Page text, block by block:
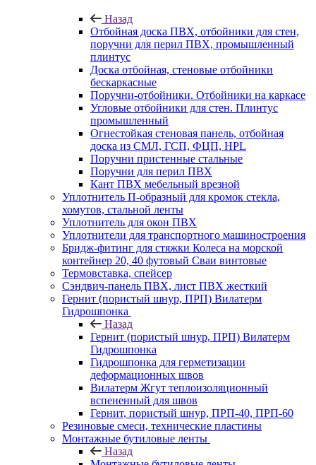
Назад
Отбойная доска ПВХ, отбойники для стен,
поручни для перил ПВХ, промышленный
плинтус
Доска отбойная, стеновые отбойники
бескаркасные
Поручни-отбойники. Отбойники на каркасе
Угловые отбойники для стен. Плинтус
промышленный
Огнестойкая стеновая панель, отбойная
доска из СМЛ, ГСП, ФЦП, HPL
Поручни пристенные стальные
Поручни для перил ПВХ
Кант ПВХ мебельный врезной
Уплотнитель П-образный для кромок стекла,
хомутов, стальной ленты
Уплотнитель для окон ПВХ
Уплотнители для транспортного машиностроения
Бридж-фитинг для стяжки Колеса на морской
контейнер 20, 40 футовый Сваи винтовые
Термовставка, спейсер
Сэндвич-панель ПВХ, лист ПВХ жесткий
Гернит (пористый шнур, ПРП) Вилатерм
Гидрошпонка
Назад
Гернит (пористый шнур, ПРП) Вилатерм
Гидрошпонка
Гидрошпонка для герметизации
деформационных швов
Вилатерм Жгут теплоизоляционный
вспененный для швов
Гернит, пористый шнур, ПРП-40, ПРП-60
Резиновые смеси, технические пластины
Монтажные бутиловые ленты
Назад